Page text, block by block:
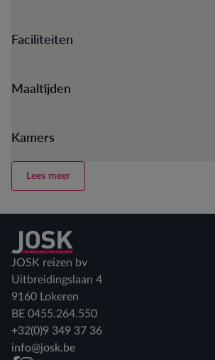
Faciliteiten
Maaltijden
Kamers
Lees meer
Terug naar home
JOSK reizen bv
Uitbreidingslaan 4
9160 Lokeren
BE 0455.264.550
+32(0)9 349 37 36
info@josk.be